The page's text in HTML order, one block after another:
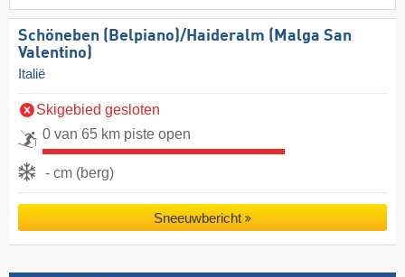
Schöneben (Belpiano)/​Haideralm (Malga San
Valentino)
Italië
Skigebied gesloten
0 van 65 km piste open
- cm (berg)
Sneeuwbericht